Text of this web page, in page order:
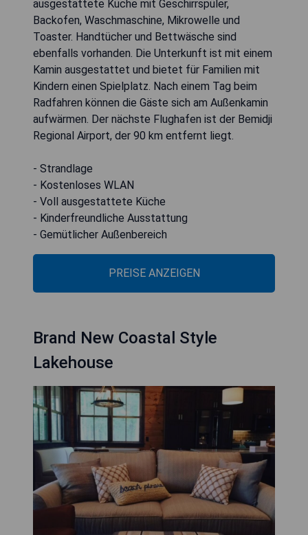
ausgestattete Küche mit Geschirrspüler,
Backofen, Waschmaschine, Mikrowelle und
Toaster. Handtücher und Bettwäsche sind
ebenfalls vorhanden. Die Unterkunft ist mit einem
Kamin ausgestattet und bietet für Familien mit
Kindern einen Spielplatz. Nach einem Tag beim
Radfahren können die Gäste sich am Außenkamin
aufwärmen. Der nächste Flughafen ist der Bemidji
Regional Airport, der 90 km entfernt liegt.
- Strandlage
- Kostenloses WLAN
- Voll ausgestattete Küche
- Kinderfreundliche Ausstattung
- Gemütlicher Außenbereich
PREISE ANZEIGEN
Brand New Coastal Style
Lakehouse